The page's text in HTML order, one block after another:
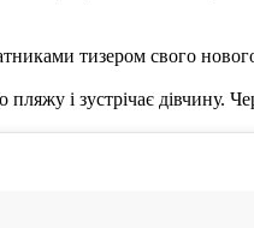
тизером свого
і зустрічає дівчину.